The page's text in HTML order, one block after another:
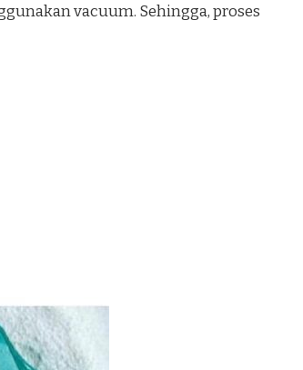
vacuum. Sehingga, proses